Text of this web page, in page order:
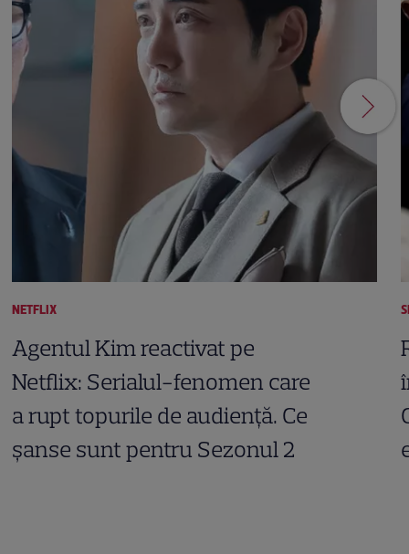
NETFLIX
Agentul Kim reactivat pe
Netflix: Serialul-fenomen care
a rupt topurile de audiență. Ce
șanse sunt pentru Sezonul 2